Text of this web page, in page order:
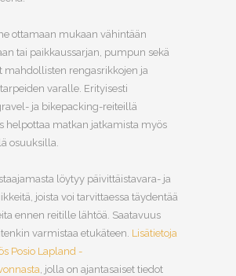
ottamaan mukaan vähintään
tai paikkaussarjan, pumpun sekä
mahdollisten rengasrikkojen ja
varalle. Erityisesti
ja bikepacking-reiteillä
helpottaa matkan jatkamista myös
osuuksilla.
löytyy päivittäistavara- ja
joista voi tarvittaessa täydentää
ennen reitille lähtöä. Saatavuus
varmistaa etukäteen. Lisätietoja
Posio Lapland -
, jolla on ajantasaiset tiedot